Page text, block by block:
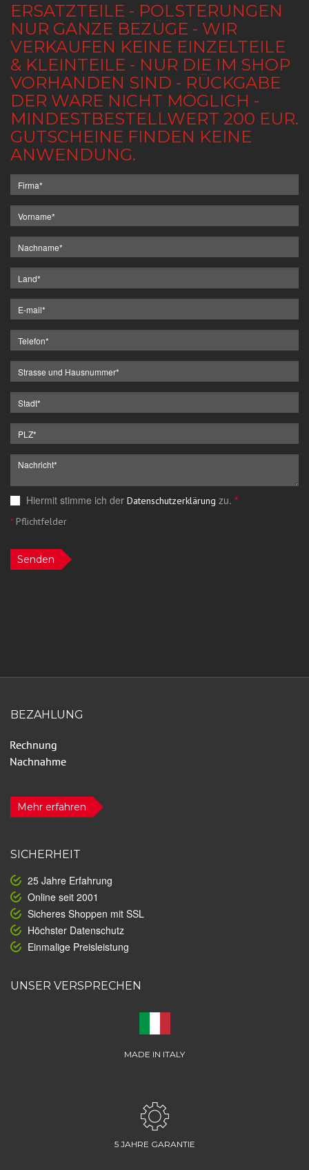
ERSATZTEILE - POLSTERUNGEN
NUR GANZE BEZÜGE - WIR
VERKAUFEN KEINE EINZELTEILE
& KLEINTEILE - NUR DIE IM SHOP
VORHANDEN SIND - RÜCKGABE
DER WARE NICHT MÖGLICH -
MINDESTBESTELLWERT 200 EUR.
GUTSCHEINE FINDEN KEINE
ANWENDUNG.
Hiermit stimme ich der Datenschutzerklärung zu. *
*Pflichtfelder
Senden
BEZAHLUNG
Mehr erfahren
SICHERHEIT
25 Jahre Erfahrung
Online seit 2001
Sicheres Shoppen mit SSL
Höchster Datenschutz
Einmalige Preisleistung
UNSER VERSPRECHEN
MADE IN ITALY
5 JAHRE GARANTIE